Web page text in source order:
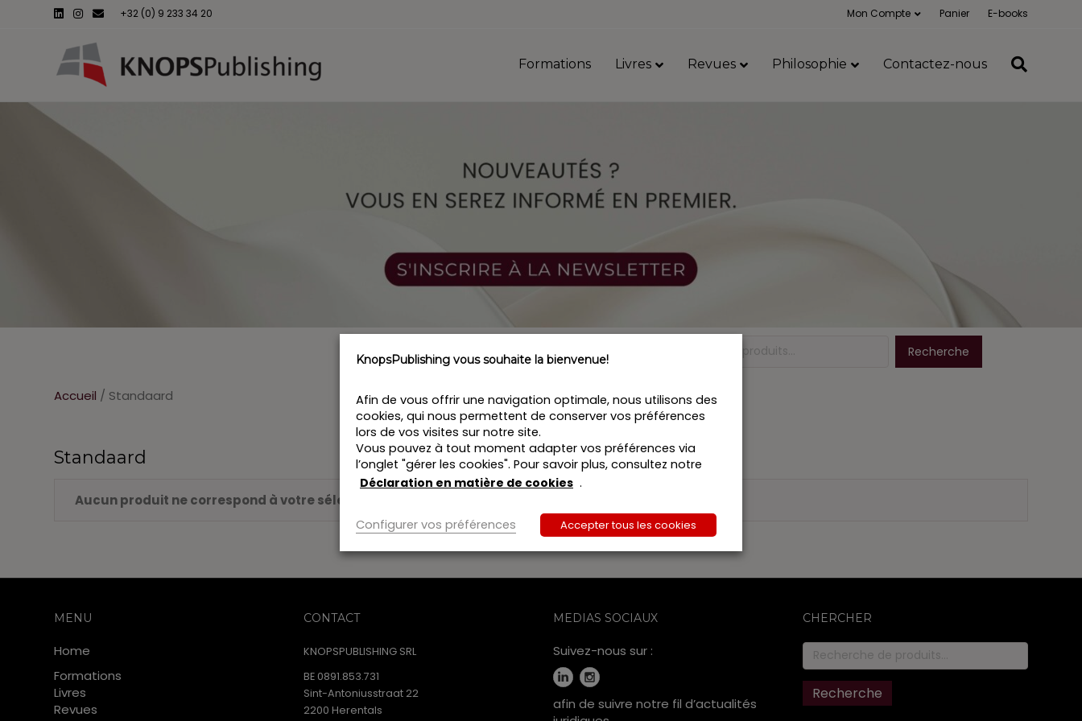
LinkedinInstagram
Email +32 (0) 9 233 34 20 Mon Compte Panier E-books
Formations Livres Revues Philosophie Contactez-nous
Recherche
Accueil / Standaard
Standaard
Aucun produit ne correspond à votre sélection.
MENU
Home
Formations
Livres
Revues
CONTACT
KNOPSPUBLISHING SRL
BE 0891.853.731
Sint-Antoniusstraat 22
2200 Herentals
MEDIAS SOCIAUX
Suivez-nous sur :
afin de suivre notre fil d’actualités
CHERCHER
Recherche
pour :
Recherche
KnopsPublishing vous souhaite la bienvenue!
Afin de vous offrir une navigation optimale, nous utilisons des
cookies, qui nous permettent de conserver vos préférences
lors de vos visites sur notre site.
Vous pouvez à tout moment adapter vos préférences via
l’onglet "gérer les cookies". Pour savoir plus, consultez notre
Déclaration en matière de cookies .
Configurer vos préférences Accepter tous les cookies